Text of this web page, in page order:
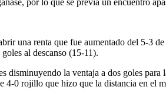
por lo que se previa un encuentro
una renta que fue aumentado del 5-3
al descanso (15-11).
disminuyendo la ventaja a dos goles
4-0 rojillo que hizo que la distancia en el